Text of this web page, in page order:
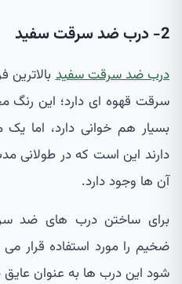
2- درب ضد سرقت سفید
درب ضد سرقت سفیدبالاترین
سرقت قهوه ای دارد؛ این رنگ
بسیار هم خوانی دارد، اما
دارند این است که در طولانی
آن ها وجود دارد.
برای ساختن درب های ضد
ضخیم را مورد استفاده قرار
شود این درب ها به عنوان